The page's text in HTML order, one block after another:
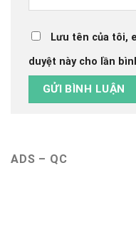
Lưu tên của tôi,
duyệt này cho lần
ADS – QC